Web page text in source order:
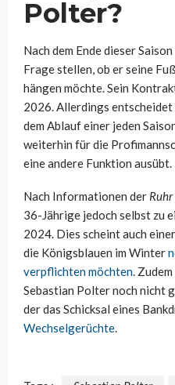
Polter?
Nach dem Ende dieser
Frage stellen, ob er seine
hängen möchte. Sein
2026. Allerdings
dem Ablauf einer jeden
weiterhin für die
eine andere Funktion ausübt.
Nach Informationen der
36-Jährige jedoch selbst zu
2024. Dies scheint auch
die Königsblauen im Winter
verpflichten möchten.
Sebastian Polter noch nicht
der das Schicksal eines
Wechselgerüchte.